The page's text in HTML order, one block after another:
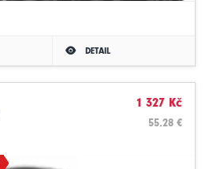
DETAIL
1 327 Kč
55.28 €